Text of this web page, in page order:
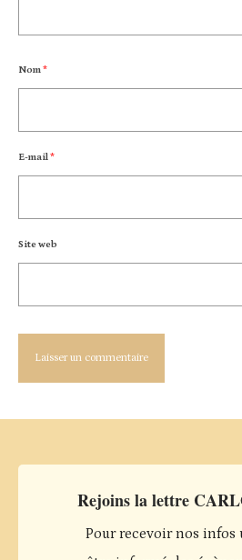
Nom*
E-mail*
Site web
Rejoins la lettre
Pour recevoir nos infos